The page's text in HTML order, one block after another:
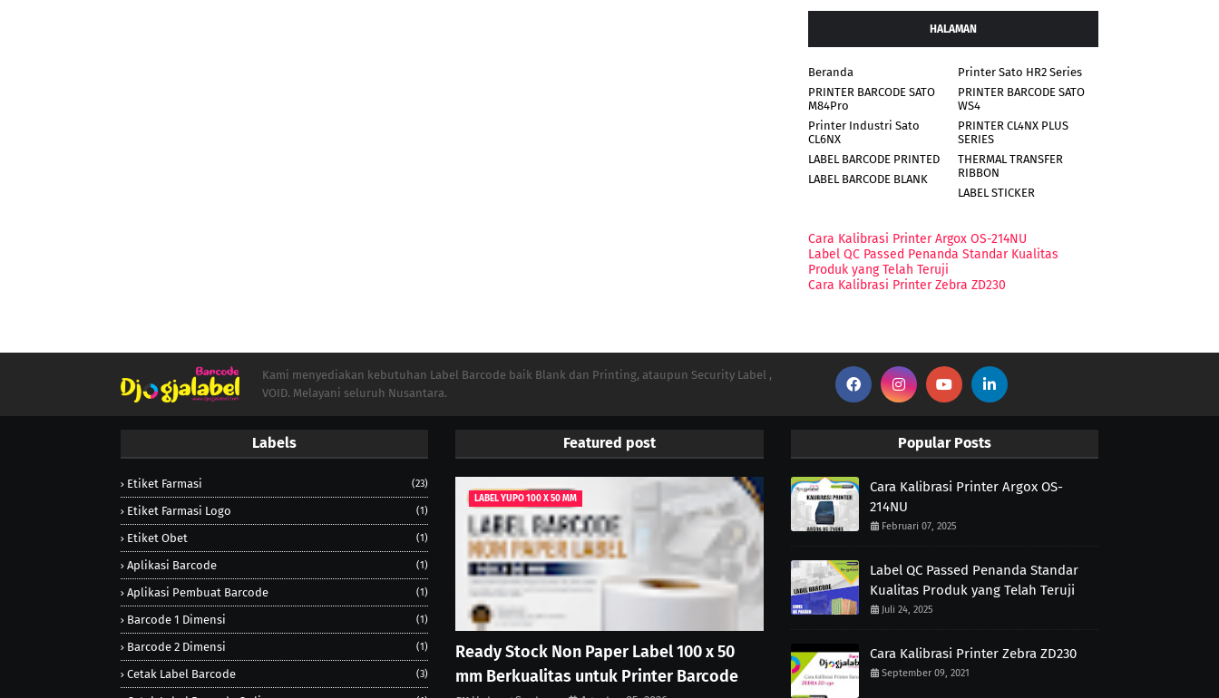
HALAMAN
Beranda
Printer Sato HR2 Series
PRINTER BARCODE SATO
M84Pro
PRINTER BARCODE SATO
WS4
Printer Industri Sato
CL6NX
PRINTER CL4NX PLUS
SERIES
LABEL BARCODE PRINTED
THERMAL TRANSFER
RIBBON
LABEL BARCODE BLANK
LABEL STICKER
Cara Kalibrasi Printer Argox OS-214NU
Label QC Passed Penanda Standar Kualitas
Produk yang Telah Teruji
Cara Kalibrasi Printer Zebra ZD230
Kami menyediakan kebutuhan Label Barcode baik Blank dan Printing, ataupun Security Label ,
VOID. Melayani seluruh Nusantara.
Labels
Etiket Farmasi (23)
Etiket Farmasi Logo (1)
Etiket Obet (1)
Aplikasi Barcode (1)
Aplikasi Pembuat Barcode (1)
Barcode 1 Dimensi (1)
Barcode 2 Dimensi (1)
Cetak Label Barcode (3)
Featured post
LABEL YUPO 100 X 50 MM
Ready Stock Non Paper Label 100 x 50
mm Berkualitas untuk Printer Barcode
Popular Posts
Cara Kalibrasi Printer Argox OS-
214NU
Februari 07, 2025
Label QC Passed Penanda Standar
Kualitas Produk yang Telah Teruji
Juli 24, 2025
Cara Kalibrasi Printer Zebra ZD230
September 09, 2021